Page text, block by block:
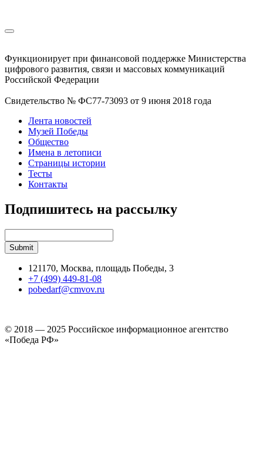
Функционирует при финансовой поддержке Министерства
цифрового развития, связи и массовых коммуникаций
Российской Федерации
Свидетельство № ФС77-73093 от 9 июня 2018 года
Лента новостей
Музей Победы
Общество
Имена в летописи
Страницы истории
Тесты
Контакты
Подпишитесь на рассылку
121170, Москва, площадь Победы, 3
+7 (499) 449-81-08
pobedarf@cmvov.ru
© 2018 — 2025 Российское информационное агентство
«Победа РФ»